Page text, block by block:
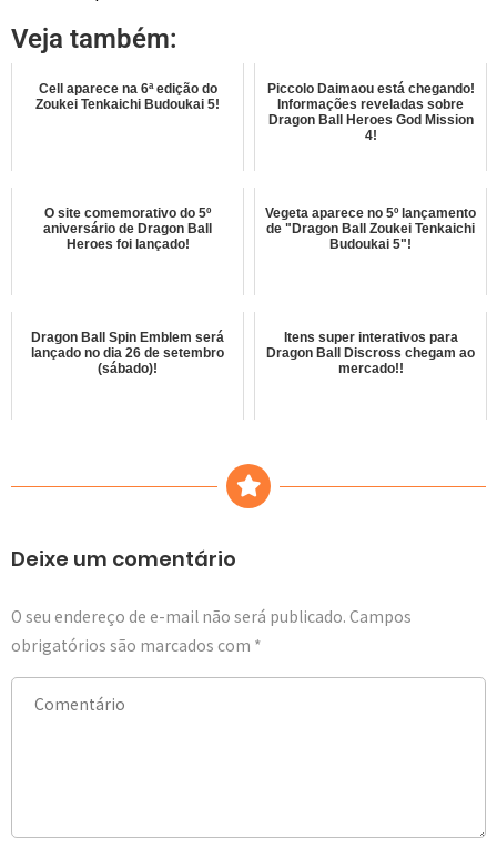
Veja também:
Cell aparece na 6ª edição do
Zoukei Tenkaichi Budoukai 5!
Piccolo Daimaou está chegando!
Informações reveladas sobre
Dragon Ball Heroes God Mission
4!
O site comemorativo do 5º
aniversário de Dragon Ball
Heroes foi lançado!
Vegeta aparece no 5º lançamento
de "Dragon Ball Zoukei Tenkaichi
Budoukai 5"!
Dragon Ball Spin Emblem será
lançado no dia 26 de setembro
(sábado)!
Itens super interativos para
Dragon Ball Discross chegam ao
mercado!!
Deixe um comentário
O seu endereço de e-mail não será publicado. Campos
obrigatórios são marcados com *